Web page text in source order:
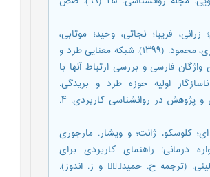
زرانی، فریبا؛ نجاتی، وحید؛ موتابی،
فرشته؛ و حیدری، محمود. (۱۳۹۹). شبکه معنایی طرد و
واژگان فارسی و بررسی ارتباط آنها با
اولیه‌ حوزه‌ طرد و بریدگی.
فصلنامه‌ دانش و پژوهش در روانشناسی کاربردی. ۴.
کلوسکو، ژانت؛ و ویشار. مارجوری
درمانی: راهنمای کاربردی برای
متخصصان بالینی. (ترجمه ح. حمید و ز. اندوز).